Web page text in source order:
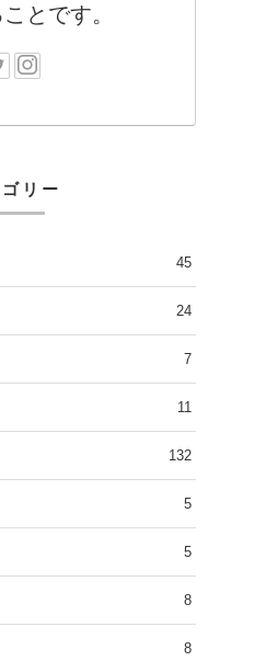
とです。
リー
45
24
7
11
132
5
5
8
8